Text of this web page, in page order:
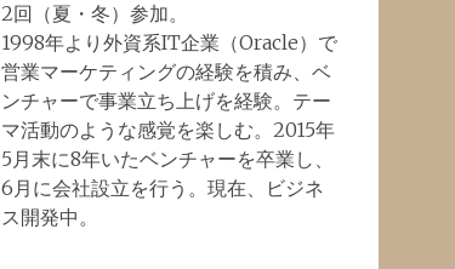
2回（夏・冬）参加。
1998年より外資系IT企業（Oracle）で
営業マーケティングの経験を積み、ベ
ンチャーで事業立ち上げを経験。テー
マ活動のような感覚を楽しむ。2015年
5月末に8年いたベンチャーを卒業し、
6月に会社設立を行う。現在、ビジネ
ス開発中。